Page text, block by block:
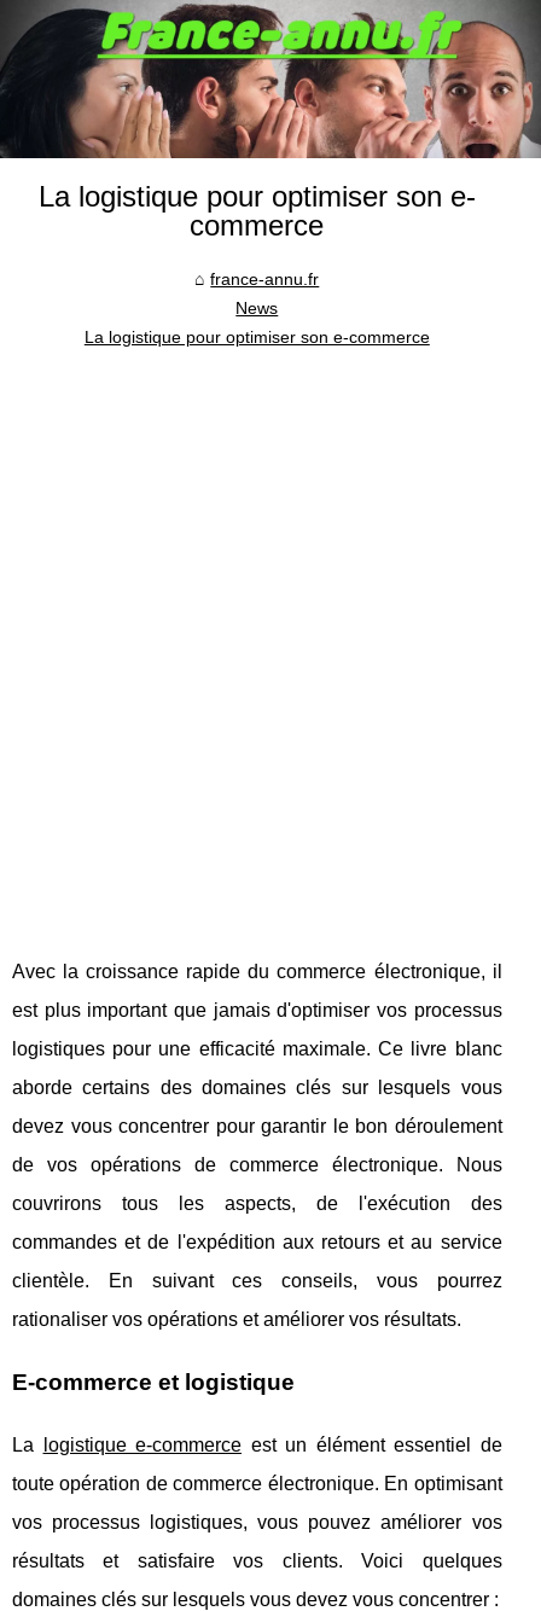
La logistique pour optimiser son e-
commerce
france-annu.fr
News
La logistique pour optimiser son e-commerce
Avec la croissance rapide du commerce électronique, il
est plus important que jamais d'optimiser vos processus
logistiques pour une efficacité maximale. Ce livre blanc
aborde certains des domaines clés sur lesquels vous
devez vous concentrer pour garantir le bon déroulement
de vos opérations de commerce électronique. Nous
couvrirons tous les aspects, de l'exécution des
commandes et de l'expédition aux retours et au service
clientèle. En suivant ces conseils, vous pourrez
rationaliser vos opérations et améliorer vos résultats.
E-commerce et logistique
La logistique e-commerce est un élément essentiel de
toute opération de commerce électronique. En optimisant
vos processus logistiques, vous pouvez améliorer vos
résultats et satisfaire vos clients. Voici quelques
domaines clés sur lesquels vous devez vous concentrer :